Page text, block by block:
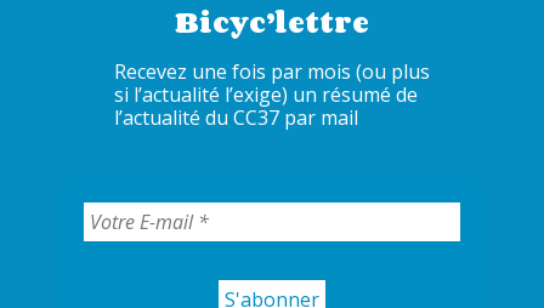
Bicyc’lettre
Recevez une fois par mois (ou plus
si l’actualité l’exige) un résumé de
l’actualité du CC37 par mail